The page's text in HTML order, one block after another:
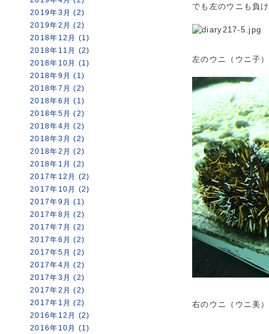
2019年3月 (2)
2019年2月 (2)
2018年12月 (1)
2018年11月 (2)
2018年10月 (1)
2018年9月 (1)
2018年7月 (2)
2018年6月 (1)
2018年5月 (2)
2018年4月 (2)
2018年3月 (2)
2018年2月 (2)
2018年1月 (2)
2017年12月 (2)
2017年10月 (2)
2017年9月 (1)
2017年8月 (2)
2017年7月 (2)
2017年6月 (2)
2017年5月 (2)
2017年4月 (2)
2017年3月 (2)
2017年2月 (2)
2017年1月 (2)
2016年12月 (2)
2016年10月 (1)
でも左のウニも負
左のウニ（ウニ子
右のウニ（ウニ美